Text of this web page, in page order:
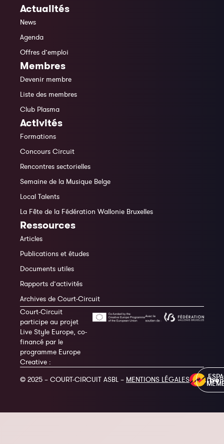
Actualités
News
Agenda
Offres d’emploi
Membres
Devenir membre
Liste des membres
Club Plasma
Activités
Formations
Concours Circuit
Rencontres sectorielles
Semaine de la Musique Belge
Local Talents
La Fête de la Fédération Wallonie Bruxelles
Ressources
Articles
Publications et études
Documents utiles
Rapports d’activités
Archives de Court-Circuit
Court-Circuit
participe au projet
Live Style Europe, co-
financé par le
programme Europe
Creative :
© 2025 – COURT-CIRCUIT ASBL – MENTIONS LÉGALES